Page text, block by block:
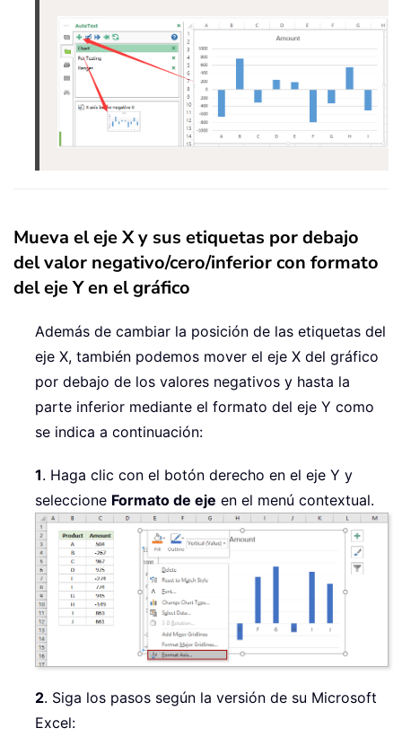
Mueva el eje X y sus etiquetas por debajo
del valor negativo/cero/inferior con formato
del eje Y en el gráfico
Además de cambiar la posición de las etiquetas del
eje X, también podemos mover el eje X del gráfico
por debajo de los valores negativos y hasta la
parte inferior mediante el formato del eje Y como
se indica a continuación:
1. Haga clic con el botón derecho en el eje Y y
seleccione Formato de eje en el menú contextual.
2. Siga los pasos según la versión de su Microsoft
Excel: